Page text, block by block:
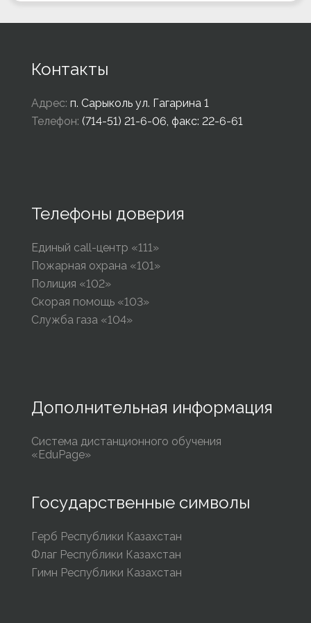
Контакты
Адрес: п. Сарыколь ул. Гагарина 1
Телефон: (714-51) 21-6-06, факс: 22-6-61
Телефоны доверия
Единый call-центр «111»
Пожарная охрана «101»
Полиция «102»
Скорая помощь «103»
Служба газа «104»
Дополнительная информация
Система дистанционного обучения
«EduPage»
Государственные символы
Герб Республики Казахстан
Флаг Республики Казахстан
Гимн Республики Казахстан